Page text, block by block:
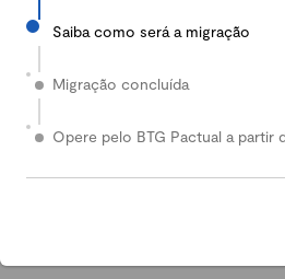
2024
Em 2024, nossa Carteira
Enquanto isso, quem investiu
Saiba como será a migração
Migração concluída
Opere pelo BTG Pactual a partir